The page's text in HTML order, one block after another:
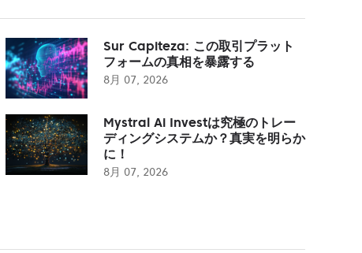
Sur Capiteza: この取引プラット
フォームの真相を暴露する
8月 07, 2026
Mystral Ai Investは究極のトレー
ディングシステムか？真実を明らか
に！
8月 07, 2026